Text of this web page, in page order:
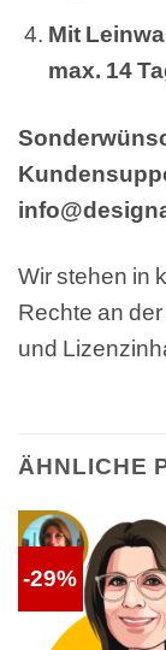
Mit
max. 14
Wir stehen in
Rechte an
und
ÄHNLICHE
-29%